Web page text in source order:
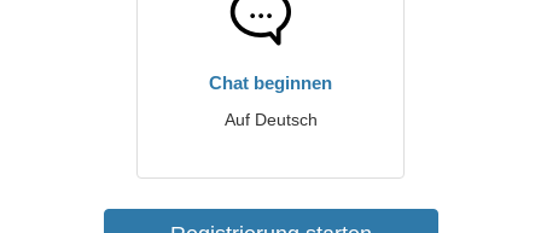
Chat beginnen
Auf Deutsch